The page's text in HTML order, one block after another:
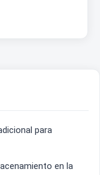
para
en la